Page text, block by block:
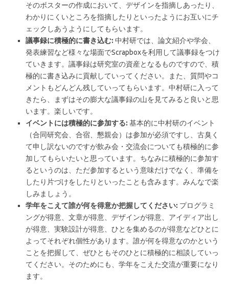
そのポスターの作成において、デザインを指摘しあったり、
わかりにくいところを指摘したりといったようにお互いにチ
ェックしあうようにしてもらいます。
議事録に積極的に書き込む: 中村研では、論文紹介や学会、
発表練習など様々な場面でScrapboxを利用して議事録をつけ
ていきます。議事録は研究室の資産となるものですので、積
極的に書き込みに貢献していってください。また、質問やコ
メントもどんどん残していってもらいます。中村研に入って
きたら、まずはその膨大な議事録の山を見てみると良いと思
います。楽しいです。
イベントには積極的に参加する: 基本的に中村研のイベント
（合同研究会、合宿、懇親会）は参加が必須ですし、古臭く
て申し訳ないのですが飲み会・交流会についても積極的に参
加してもらいたいと思っています。ちなみに積極的に参加す
るというのは、ただ参加するという意味だけでなく、準備を
したり片づけをしたりといったことも含みます。みんなで楽
しみましょう。
学年をこえて誰が何を得意か把握してください: プログラミ
ングが得意、文章が得意、デザインが得意、アイディア出し
が得意、実験設計が得意、ひとを集めるのが得意などひとに
よってそれぞれ個性があります。誰が何を得意なのかという
ことを把握して、ぜひともそのひとに積極的に相談していっ
てください。そのためにも、学年をこえた交流が重要になり
ます。